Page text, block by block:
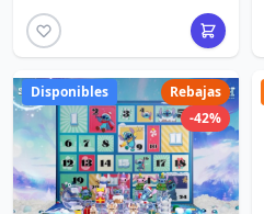
Rebajas
-42%
Disponibles